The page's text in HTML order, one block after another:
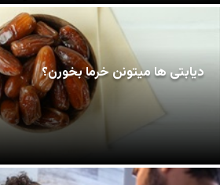
دیابتی ها میتونن خرما بخورن؟